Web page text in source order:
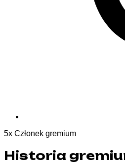
5x Członek gremium
Historia